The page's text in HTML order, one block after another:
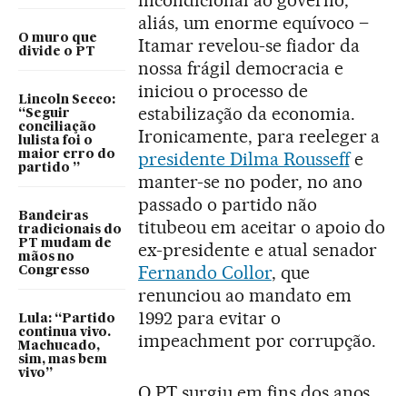
O muro que
divide o PT
Lincoln Secco:
“Seguir
conciliação
lulista foi o
maior erro do
partido ”
Bandeiras
tradicionais do
PT mudam de
mãos no
Congresso
Lula: “Partido
continua vivo.
Machucado,
sim, mas bem
vivo”
aliás, um enorme equívoco –
Itamar revelou-se fiador da
nossa frágil democracia e
iniciou o processo de
estabilização da economia.
Ironicamente, para reeleger a
presidente Dilma Rousseffe
manter-se no poder, no ano
passado o partido não
titubeou em aceitar o apoio do
ex-presidente e atual senador
Fernando Collor, que
renunciou ao mandato em
1992 para evitar o
impeachment por corrupção.